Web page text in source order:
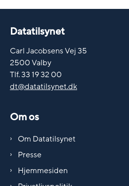
Datatilsynet
Carl Jacobsens Vej 35
2500 Valby
Tlf. 33 19 32 00
dt@datatilsynet.dk
Om os
Om Datatilsynet
Presse
Hjemmesiden